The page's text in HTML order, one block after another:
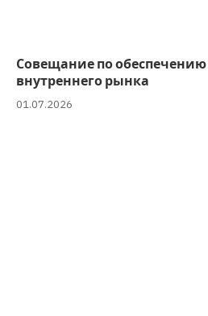
Совещание по
внутреннего рынка
01.07.2026